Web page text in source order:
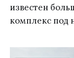
известен
комплекс под